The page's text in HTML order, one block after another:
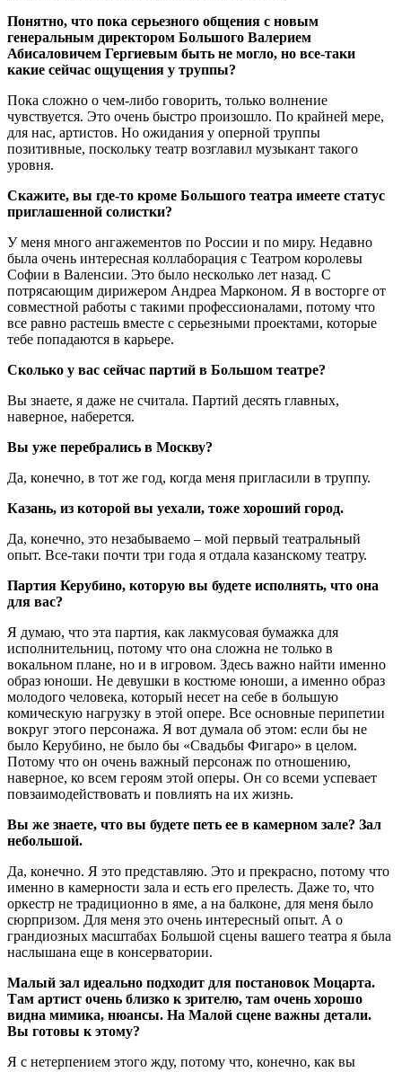
Понятно, что пока серьезного общения с новым
генеральным директором Большого Валерием
Абисаловичем Гергиевым быть не могло, но все-таки
какие сейчас ощущения у труппы?
Пока сложно о чем-либо говорить, только волнение
чувствуется. Это очень быстро произошло. По крайней мере,
для нас, артистов. Но ожидания у оперной труппы
позитивные, поскольку театр возглавил музыкант такого
уровня.
Скажите, вы где-то кроме Большого театра имеете статус
приглашенной солистки?
У меня много ангажементов по России и по миру. Недавно
была очень интересная коллаборация с Театром королевы
Софии в Валенсии. Это было несколько лет назад. С
потрясающим дирижером Андреа Марконом. Я в восторге от
совместной работы с такими профессионалами, потому что
все равно растешь вместе с серьезными проектами, которые
тебе попадаются в карьере.
Сколько у вас сейчас партий в Большом театре?
Вы знаете, я даже не считала. Партий десять главных,
наверное, наберется.
Вы уже перебрались в Москву?
Да, конечно, в тот же год, когда меня пригласили в труппу.
Казань, из которой вы уехали, тоже хороший город.
Да, конечно, это незабываемо – мой первый театральный
опыт. Все-таки почти три года я отдала казанскому театру.
Партия Керубино, которую вы будете исполнять, что она
для вас?
Я думаю, что эта партия, как лакмусовая бумажка для
исполнительниц, потому что она сложна не только в
вокальном плане, но и в игровом. Здесь важно найти именно
образ юноши. Не девушки в костюме юноши, а именно образ
молодого человека, который несет на себе в большую
комическую нагрузку в этой опере. Все основные перипетии
вокруг этого персонажа. Я вот думала об этом: если бы не
было Керубино, не было бы «Свадьбы Фигаро» в целом.
Потому что он очень важный персонаж по отношению,
наверное, ко всем героям этой оперы. Он со всеми успевает
повзаимодействовать и повлиять на их жизнь.
Вы же знаете, что вы будете петь ее в камерном зале? Зал
небольшой.
Да, конечно. Я это представляю. Это и прекрасно, потому что
именно в камерности зала и есть его прелесть. Даже то, что
оркестр не традиционно в яме, а на балконе, для меня было
сюрпризом. Для меня это очень интересный опыт. А о
грандиозных масштабах Большой сцены вашего театра я была
наслышана еще в консерватории.
Малый зал идеально подходит для постановок Моцарта.
Там артист очень близко к зрителю, там очень хорошо
видна мимика, нюансы. На Малой сцене важны детали.
Вы готовы к этому?
Я с нетерпением этого жду, потому что, конечно, как вы